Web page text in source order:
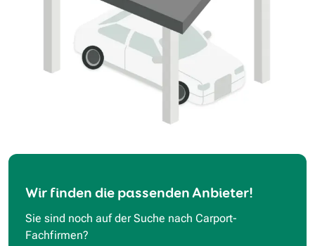
Wir finden die passenden Anbieter!
Sie sind noch auf der Suche nach Carport-
Fachfirmen?